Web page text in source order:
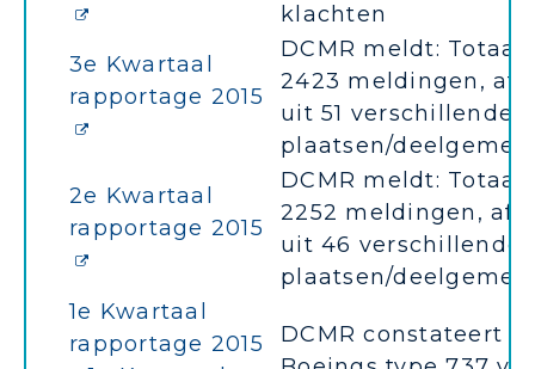
klachten
3e Kwartaal
rapportage 2015
DCMR meldt: Totaal
2423 meldingen,
uit 51 verschillende
plaatsen/
2e Kwartaal
rapportage 2015
DCMR meldt: Totaal
2252 meldingen,
uit 46 verschillende
plaatsen/
1e Kwartaal
rapportage 2015
DCMR constateert